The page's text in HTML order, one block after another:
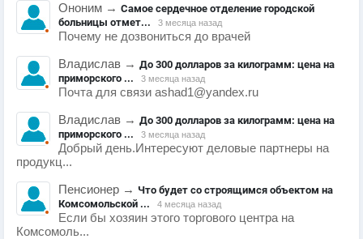
Ононим → Самое сердечное отделение городской
больницы отмет...
3 месяца назад
Почему не дозвониться до врачей
Владислав → До 300 долларов за килограмм: цена на
приморского ...
3 месяца назад
Почта для связи ashad1@yandex.ru
Владислав → До 300 долларов за килограмм: цена на
приморского ...
3 месяца назад
Добрый день.Интересуют деловые партнеры на
продукц...
Пенсионер → Что будет со строящимся объектом на
Комсомольской ...
4 месяца назад
Если бы хозяин этого торгового центра на
Комсомоль...